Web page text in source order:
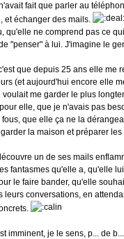
fait que parler au
et échanger des mails.
qu'elle ne comprend pas ce
"penser" à lui. J'imagine le
que depuis 25 ans elle me
(et aujourd'hui encore elle
me garder le plus
elle, que je n'avais pas
fous, que elle ça ne la
la maison et préparer
un de ses mails
fantasmes qu'elle a, qu'elle
le faire bander, qu'elle
leurs conversations, en
imminent, je le sens, p... de